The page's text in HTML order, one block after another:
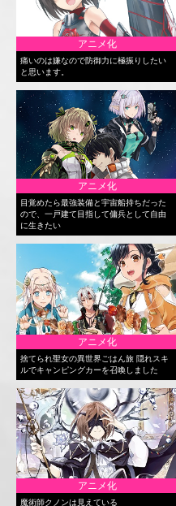
アニメ化
痛いのは嫌なので防御力に極振りしたい
と思います。
アニメ化
目覚めたら最強装備と宇宙船持ちだった
ので、一戸建て目指して傭兵として自由
に生きたい
アニメ化
捨てられ聖女の異世界ごはん旅 隠れスキ
ルでキャンピングカーを召喚しました
アニメ化
魔術師クノンは見えている